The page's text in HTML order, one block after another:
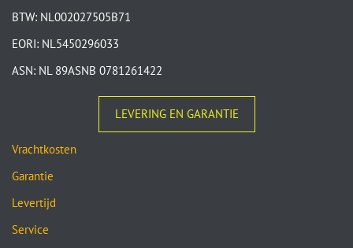
BTW: NL002027505B71
EORI: NL5450296033
ASN: NL 89ASNB 0781261422
LEVERING EN GARANTIE
Vrachtkosten
Garantie
Levertijd
Service